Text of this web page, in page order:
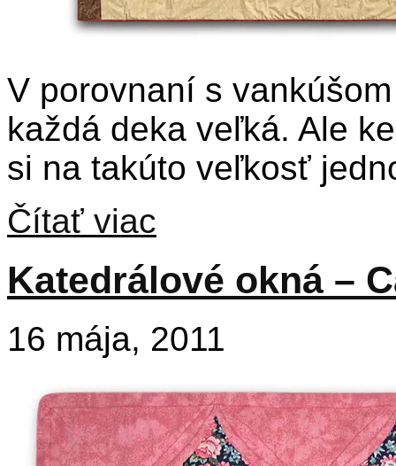
V porovnaní s
každá deka veľká. Ale
si na takúto veľkosť
Čítať viac
Katedrálové okná –
16 mája, 2011